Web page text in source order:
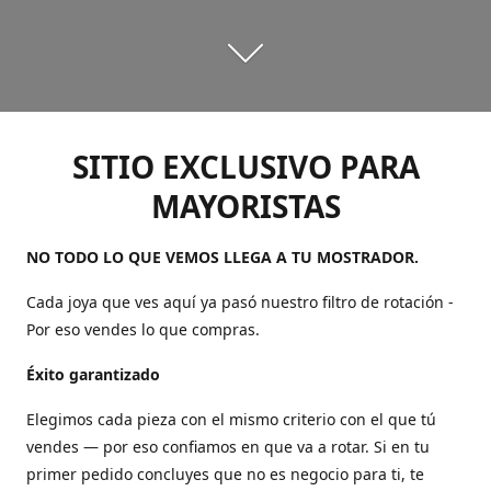
SITIO EXCLUSIVO PARA
MAYORISTAS
NO TODO LO QUE VEMOS LLEGA A TU MOSTRADOR.
Cada joya que ves aquí ya pasó nuestro filtro de rotación -
Por eso vendes lo que compras.
Éxito garantizado
Elegimos cada pieza con el mismo criterio con el que tú
vendes — por eso confiamos en que va a rotar. Si en tu
primer pedido concluyes que no es negocio para ti, te